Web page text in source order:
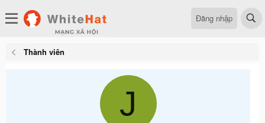
Đăng nhập
Thành viên
J